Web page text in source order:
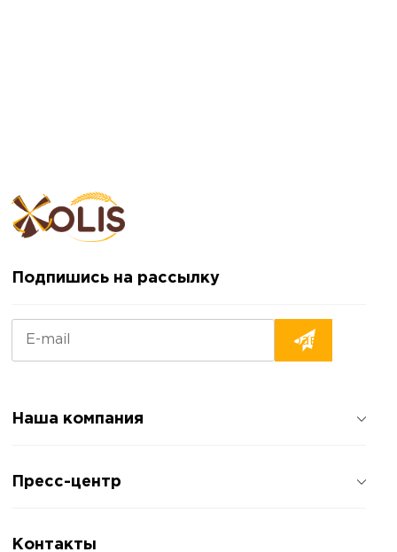
Подпишись на рассылку
Наша компания
Отзывы о компании
Пресс-центр
Статьи
Контакты